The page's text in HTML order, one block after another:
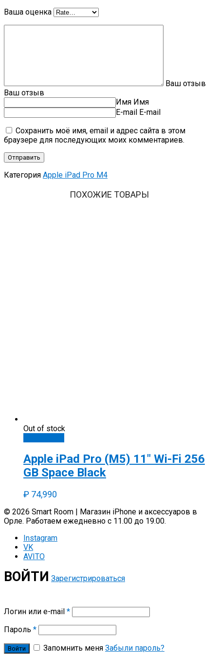
Ваша оценка
Ваш отзыв
Ваш отзыв
Имя Имя
E-mail E-mail
Сохранить моё имя, email и адрес сайта в этом
браузере для последующих моих комментариев.
Категория Apple iPad Pro M4
ПОХОЖИЕ ТОВАРЫ
Out of stock
Apple iPad Pro (M5) 11″ Wi-Fi 256
GB Space Black
₽ 74,990
© 2026 Smart Room | Магазин iPhone и аксессуаров в
Орле. Работаем ежедневно с 11.00 до 19.00.
Instagram
VK
AVITO
ВОЙТИ Зарегистрироваться
Логин или e-mail *
Пароль *
Запомнить меня Забыли пароль?